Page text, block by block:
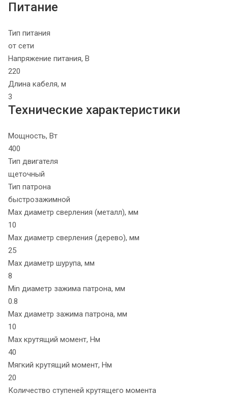
Питание
Тип питания
от сети
Напряжение питания, В
220
Длина кабеля, м
3
Технические характеристики
Мощность, Вт
400
Тип двигателя
щеточный
Тип патрона
быстрозажимной
Max диаметр сверления (металл), мм
10
Max диаметр сверления (дерево), мм
25
Max диаметр шурупа, мм
8
Min диаметр зажима патрона, мм
0.8
Max диаметр зажима патрона, мм
10
Max крутящий момент, Нм
40
Мягкий крутящий момент, Нм
20
Количество ступеней крутящего момента